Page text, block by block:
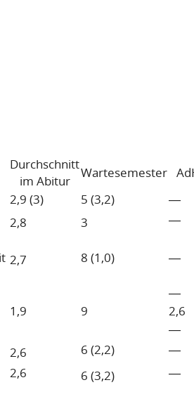
Durchschnitt
im Abitur
Wartesemester
2,9 (3) 5 (3,2)
―
2,8 3
―
2,7 8 (1,0) ―
―
1,9 9
2,6
―
2,6 6 (2,2)
―
2,6 6 (3,2)
―